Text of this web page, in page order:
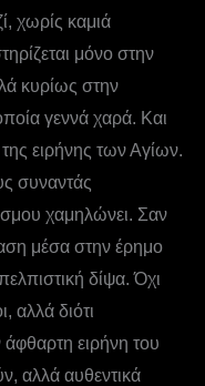
χωρίς καμιά
μόνο στην
κυρίως στην
γεννά χαρά. Και
ειρήνης των Αγίων.
συναντάς
χαμηλώνει. Σαν
μέσα στην έρημο
δίψα. Όχι
αλλά διότι
ειρήνη του
αλλά αυθεντικά